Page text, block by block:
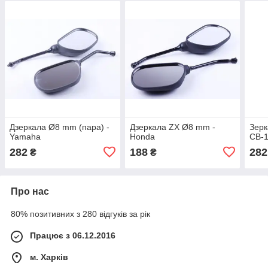
Дзеркала Ø8 mm (пара) -
Yamaha
282 ₴
Дзеркала ZX Ø8 mm -
Honda
188₴
СВ-
282
Про нас
80% позитивних з 280 відгуків за рік
Працює з 06.12.2016
м. Харків